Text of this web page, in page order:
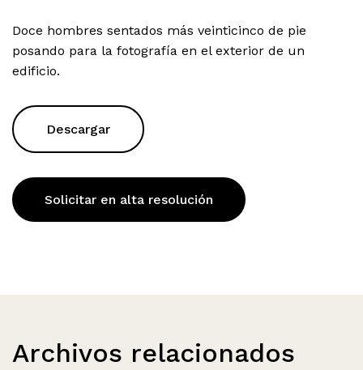
Doce hombres sentados más veinticinco de pie
posando para la fotografía en el exterior de un
edificio.
Descargar
Solicitar en alta resolución
Archivos relacionados